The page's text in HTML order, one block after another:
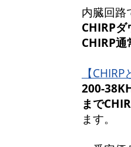
内臓回路
CHIRP
CHIRP
【
200-
まで
ます。